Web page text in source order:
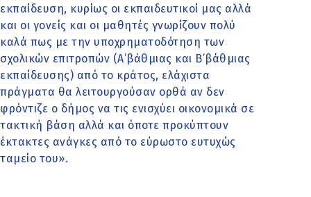
εκπαίδευση, κυρίως οι εκπαιδευτικοί μας αλλά
και οι γονείς και οι μαθητές γνωρίζουν πολύ
καλά πως με την υποχρηματοδότηση των
σχολικών επιτροπών (Α’βάθμιας και Β’βάθμιας
εκπαίδευσης) από το κράτος, ελάχιστα
πράγματα θα λειτουργούσαν ορθά αν δεν
φρόντιζε ο δήμος να τις ενισχύει οικονομικά σε
τακτική βάση αλλά και όποτε προκύπτουν
έκτακτες ανάγκες από το εύρωστο ευτυχώς
ταμείο του».